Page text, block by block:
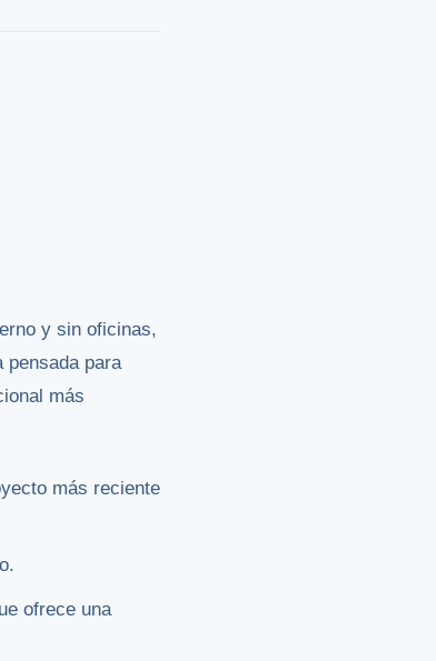
y sin oficinas,
pensada para
más
más reciente
ofrece una